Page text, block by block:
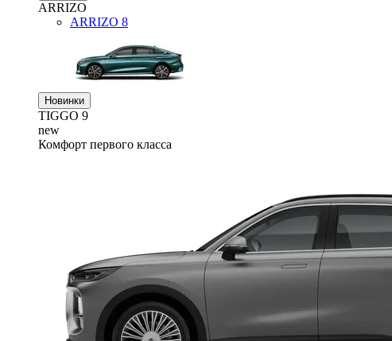
ARRIZO
ARRIZO 8
Новинки
TIGGO 9
new
Комфорт первого класса